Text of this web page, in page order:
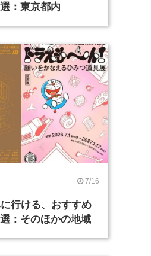
：東京都内
7/16
行ける、おすすめ
：そのほかの地域